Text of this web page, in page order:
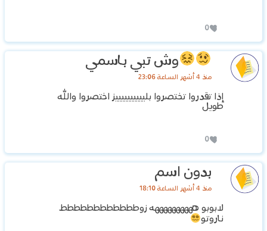
0
وش تبي باسمي
منذ 4 أشهر الساعة 23:06
إذا تقدروا تختصروا بلييييييييييز اختصروا والله
طويل
0
بدون اسم
منذ 4 أشهر الساعة 18:10
لابوبو ههههههههههه زوطططططططططططط
ناروتو